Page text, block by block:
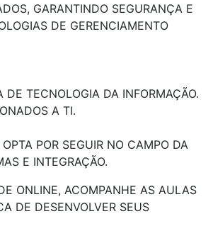
GARANTINDO SEGURANÇA E
DE GERENCIAMENTO
TECNOLOGIA DA INFORMAÇÃO.
A TI.
POR SEGUIR NO CAMPO DA
E INTEGRAÇÃO.
ONLINE, ACOMPANHE AS AULAS
DE DESENVOLVER SEUS